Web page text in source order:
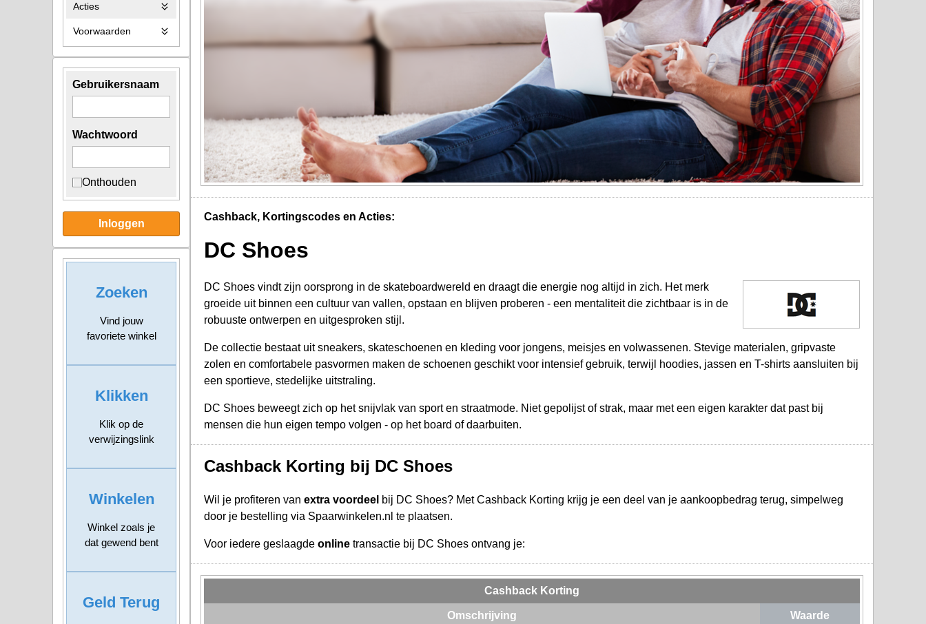
Acties
Voorwaarden
Gebruikersnaam
Wachtwoord
Onthouden
Inloggen
Zoeken
Vind jouw
favoriete winkel
Klikken
Klik op de
verwijzingslink
Winkelen
Winkel zoals je
dat gewend bent
Geld Terug
Cashback, Kortingscodes en Acties:
DC Shoes
DC Shoes vindt zijn oorsprong in de skateboardwereld en draagt die energie nog altijd in zich. Het merk
groeide uit binnen een cultuur van vallen, opstaan en blijven proberen - een mentaliteit die zichtbaar is in de
robuuste ontwerpen en uitgesproken stijl.
De collectie bestaat uit sneakers, skate­schoenen en kleding voor jongens, meisjes en volwassenen. Stevige materialen, gripvaste
zolen en comfortabele pasvormen maken de schoenen geschikt voor intensief gebruik, terwijl hoodies, jassen en T-shirts aansluiten bij
een sportieve, stedelijke uitstraling.
DC Shoes beweegt zich op het snijvlak van sport en straatmode. Niet gepolijst of strak, maar met een eigen karakter dat past bij
mensen die hun eigen tempo volgen - op het board of daarbuiten.
Cashback Korting bij DC Shoes
Wil je profiteren van extra voordeel bij DC Shoes? Met Cashback Korting krijg je een deel van je aankoopbedrag terug, simpelweg
door je bestelling via Spaarwinkelen.nl te plaatsen.
Voor iedere geslaagde online transactie bij DC Shoes ontvang je:
Cashback Korting
Omschrijving Waarde